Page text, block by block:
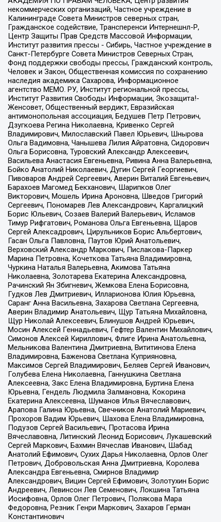
некоммерческих организаций, Частное учреждение в
Калининграде Совета Министров северных стран,
Гражданское содействие, Трансперенси Интернешнл-Р,
Центр Защиты Прав Средств Массовой Информации,
Институт развития прессы - Сибирь, Частное учреждение в
Санкт-Петербурге Совета Министров Северных Стран,
Фонд поддержки свободы прессы, Гражданский контроль,
Человек и Закон, Общественная комиссия по сохранению
наследия академика Сахарова, Информационное
агентство МЕМО. РУ, Институт региональной прессы,
Институт Развития Свободы Информации, Экозащита!-
Женсовет, Общественный вердикт, Евразийская
антимонопольная ассоциация, Бедушев Петр Петрович,
Дзугкоева Регина Николаевна, Кривенко Сергей
Владимирович, Милославский Павел Юрьевич, Шнырова
Ольга Вадимовна, Чанышева Лилия Айратовна, Сидорович
Ольга Борисовна, Туровский Александр Алексеевич,
Васильева Анастасия Евгеньевна, Ривина Анна Валерьевна,
Бойко Анатолий Николаевич, Дугин Сергей Георгиевич,
Пивоваров Андрей Сергеевич, Аверин Виталий Евгеньевич,
Барахоев Магомед Бекханович, Шарипков Олег
Викторович, Мошель Ирина Ароновна, Шведов Григорий
Сергеевич, Пономарев Лев Александрович, Каргалицкий
Борис Юльевич, Созаев Валерий Валерьевич, Исламов
Тимур Рифгатович, Романова Ольга Евгеньевна, Щаров
Сергей Алексадрович, Цирульников Борис Альбертович,
Гасан Ольга Павловна, Паутов Юрий Анатольевич,
Верховский Александр Маркович, Пислакова-Паркер
Марина Петровна, Кочеткова Татьяна Владимировна,
Чуркина Наталья Валерьевна, Акимова Татьяна
Николаевна, Золотарева Екатерина Александровна,
Рачинский Ян Збигневич, Жемкова Елена Борисовна,
Гудков Лев Дмитриевич, Илларионова Юлия Юрьевна,
Саранг Анна Васильевна, Захарова Светлана Сергеевна,
Аверин Владимир Анатольевич, Щур Татьяна Михайловна,
Щур Николай Алексеевич, Блинушов Андрей Юрьевич,
Мосин Алексей Геннадьевич, Гефтер Валентин Михайлович,
Симонов Алексей Кириллович, Флиге Ирина Анатольевна,
Мельникова Валентина Дмитриевна, Вититинова Елена
Владимировна, Баженова Светлана Куприяновна,
Максимов Сергей Владимирович, Беляев Сергей Иванович,
Голубева Елена Николаевна, Ганнушкина Светлана
Алексеевна, Закс Елена Владимировна, Буртина Елена
Юрьевна, Гендель Людмила Залмановна, Кокорина
Екатерина Алексеевна, Шуманов Илья Вячеславович,
Арапова Галина Юрьевна, Свечников Анатолий Мариевич,
Прохоров Вадим Юрьевич, Шахова Елена Владимировна,
Подузов Сергей Васильевич, Протасова Ирина
Вячеславовна, Литинский Леонид Борисович, Лукашевский
Сергей Маркович, Бахмин Вячеслав Иванович, Шабад
Анатолий Ефимович, Сухих Дарья Николаевна, Орлов Олег
Петрович, Добровольская Анна Дмитриевна, Королева
Александра Евгеньевна, Смирнов Владимир
Александрович, Вицин Сергей Ефимович, Золотухин Борис
Андреевич, Левинсон Лев Семенович, Локшина Татьяна
Иосифовна, Орлов Олег Петрович, Полякова Мара
Федоровна, Резник Генри Маркович, Захаров Герман
Константинович